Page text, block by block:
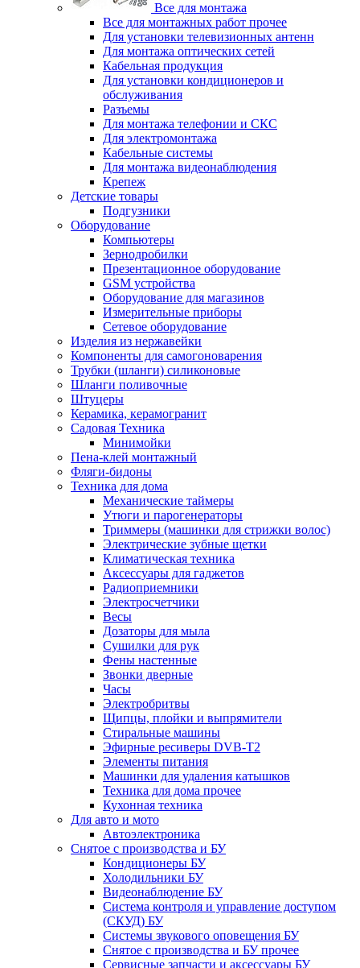
Все для монтажа
Все для монтажных работ прочее
Для установки телевизионных антенн
Для монтажа оптических сетей
Кабельная продукция
Для установки кондиционеров и
обслуживания
Разъемы
Для монтажа телефонии и СКС
Для электромонтажа
Кабельные системы
Для монтажа видеонаблюдения
Крепеж
Детские товары
Подгузники
Оборудование
Компьютеры
Зернодробилки
Презентационное оборудование
GSM устройства
Оборудование для магазинов
Измерительные приборы
Сетевое оборудование
Изделия из нержавейки
Компоненты для самогоноварения
Трубки (шланги) силиконовые
Шланги поливочные
Штуцеры
Керамика, керамогранит
Садовая Техника
Минимойки
Пена-клей монтажный
Фляги-бидоны
Техника для дома
Механические таймеры
Утюги и парогенераторы
Триммеры (машинки для стрижки волос)
Электрические зубные щетки
Климатическая техника
Аксессуары для гаджетов
Радиоприемники
Электросчетчики
Весы
Дозаторы для мыла
Сушилки для рук
Фены настенные
Звонки дверные
Часы
Электробритвы
Щипцы, плойки и выпрямители
Стиральные машины
Эфирные ресиверы DVB-T2
Элементы питания
Машинки для удаления катышков
Техника для дома прочее
Кухонная техника
Для авто и мото
Автоэлектроника
Снятое с производства и БУ
Кондиционеры БУ
Холодильники БУ
Видеонаблюдение БУ
Система контроля и управление доступом
(СКУД) БУ
Системы звукового оповещения БУ
Снятое с производства и БУ прочее
Сервисные запчасти и аксессуары БУ